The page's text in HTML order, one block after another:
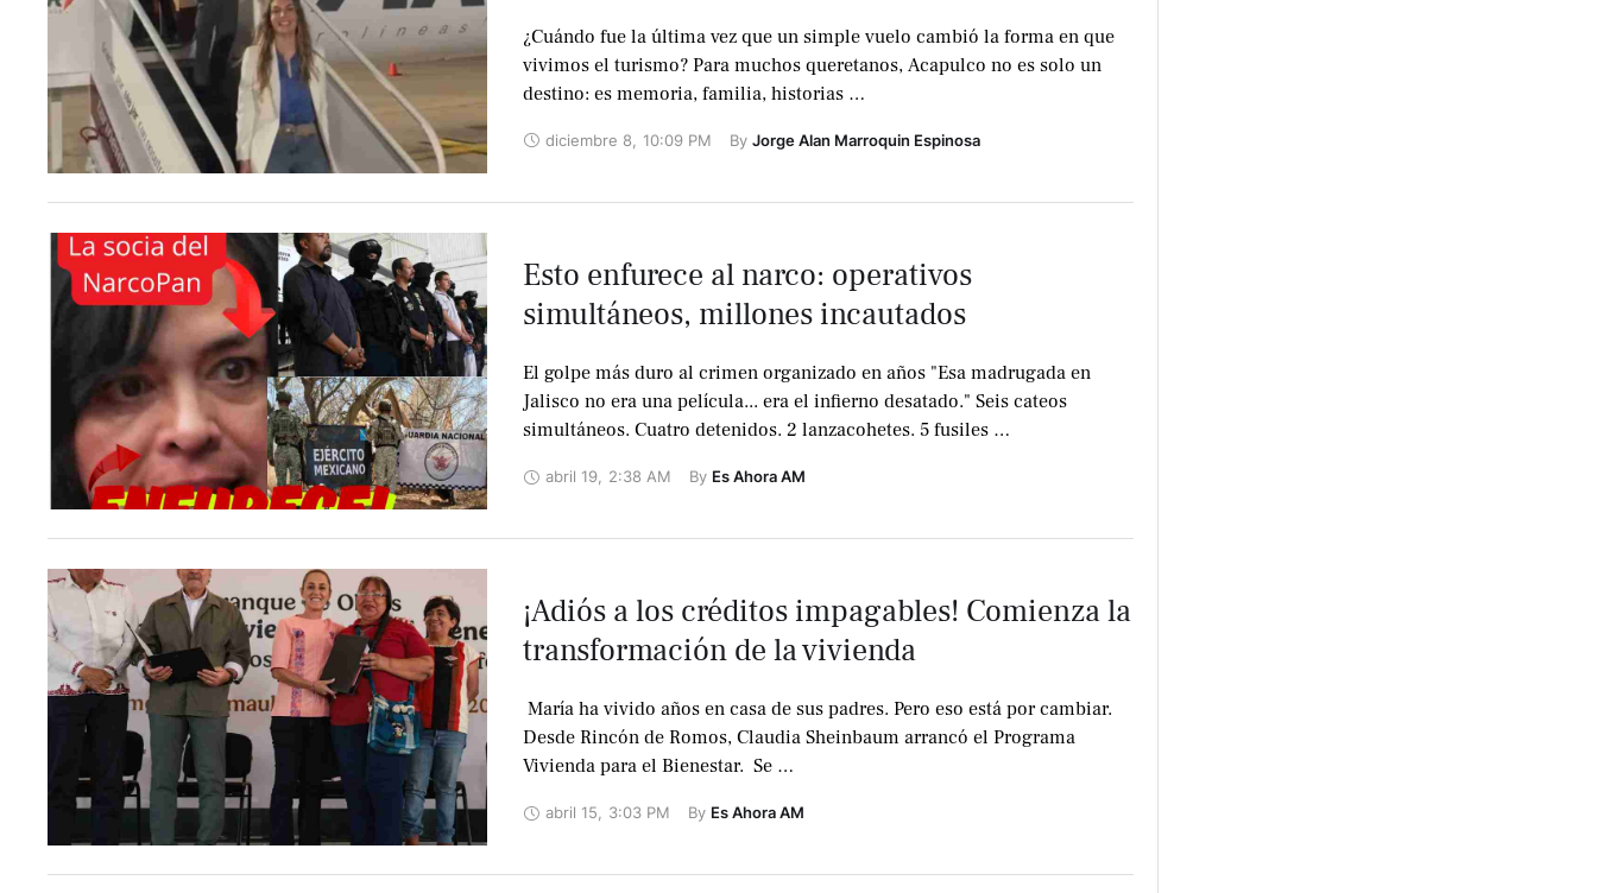
¿Cuándo fue la última vez que un simple vuelo cambió la forma en que
vivimos el turismo? Para muchos queretanos, Acapulco no es solo un
destino: es memoria, familia, historias …
diciembre 8 10:09 PM By Jorge Alan Marroquin Espinosa
Esto enfurece al narco: operativos
simultáneos, millones incautados
El golpe más duro al crimen organizado en años "Esa madrugada en
Jalisco no era una película... era el infierno desatado." Seis cateos
simultáneos. Cuatro detenidos. 2 lanzacohetes. 5 fusiles …
abril 19, 2:38 AM By Es Ahora AM
¡Adiós a los créditos impagables! Comienza la
transformación de la vivienda
‍ María ha vivido años en casa de sus padres. Pero eso está por cambiar.
Desde Rincón de Romos, Claudia Sheinbaum arrancó el Programa
Vivienda para el Bienestar. ️ Se …
abril 15 3:03 PM By Es Ahora AM